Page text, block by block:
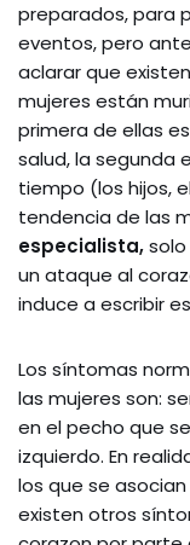
preparados, para
eventos, pero
aclarar que
mujeres están
primera de ellas
salud, la segunda
tiempo (los hijos,
tendencia de las
especialista,
un ataque al
induce a escribir
Los síntomas
las mujeres son:
en el pecho que
izquierdo. En
los que se
existen otros